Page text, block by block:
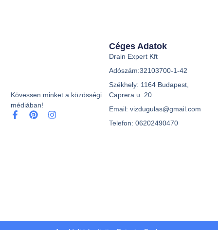
Kövessen minket a közösségi
médiában!
Céges Adatok
Drain Expert Kft
Adószám:32103700-1-42
Székhely: 1164 Budapest,
Caprera u. 20.
Email: vizdugulas@gmail.com
Telefon: 06202490470